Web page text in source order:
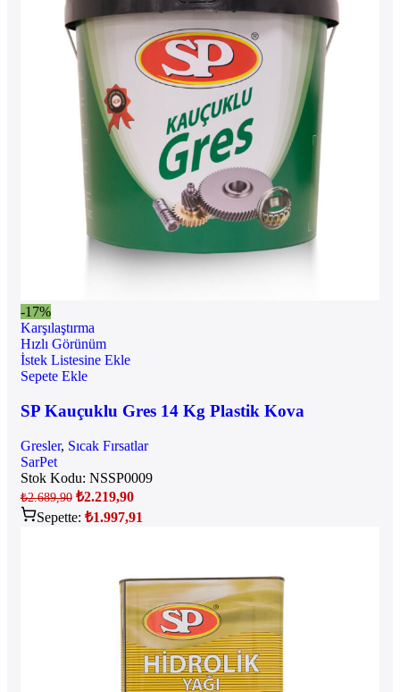
-17%
Karşılaştırma
Hızlı Görünüm
İstek Listesine Ekle
Sepete Ekle
SP Kauçuklu Gres 14 Kg Plastik Kova
Gresler, Sıcak Fırsatlar
SarPet
Stok Kodu: NSSP0009
₺2.689,90 ₺2.219,90
Sepette: ₺1.997,91